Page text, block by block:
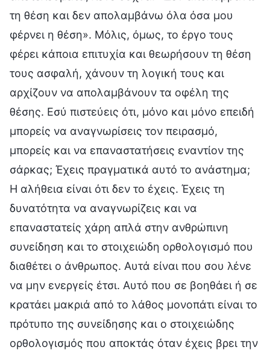
τη θέση και δεν απολαμβάνω όλα όσα μου
φέρνει η θέση». Μόλις, όμως, το έργο τους
φέρει κάποια επιτυχία και θεωρήσουν τη θέση
τους ασφαλή, χάνουν τη λογική τους και
αρχίζουν να απολαμβάνουν τα οφέλη της
θέσης. Εσύ πιστεύεις ότι, μόνο και μόνο επειδή
μπορείς να αναγνωρίσεις τον πειρασμό,
μπορείς και να επαναστατήσεις εναντίον της
σάρκας; Έχεις πραγματικά αυτό το ανάστημα;
Η αλήθεια είναι ότι δεν το έχεις. Έχεις τη
δυνατότητα να αναγνωρίζεις και να
επαναστατείς χάρη απλά στην ανθρώπινη
συνείδηση και το στοιχειώδη ορθολογισμό που
διαθέτει ο άνθρωπος. Αυτά είναι που σου λένε
να μην ενεργείς έτσι. Αυτό που σε βοηθάει ή σε
κρατάει μακριά από το λάθος μονοπάτι είναι το
πρότυπο της συνείδησης και ο στοιχειώδης
ορθολογισμός που αποκτάς όταν έχεις βρει την